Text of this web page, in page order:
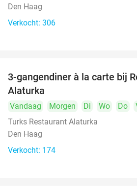
Den Haag
Verkocht: 306
3-gangendiner à la carte bij
Alaturka
Vandaag Morgen Di Wo Do
Turks Restaurant Alaturka
Den Haag
Verkocht: 174